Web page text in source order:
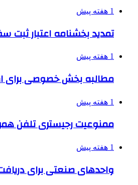
1 هفته پیش
تمدید بخشنامه اعتبار ثبت
1 هفته پیش
مطالبه بخش خصوصی برای
1 هفته پیش
ممنوعیت رجیستری تلفن
1 هفته پیش
واحدهای صنعتی برای